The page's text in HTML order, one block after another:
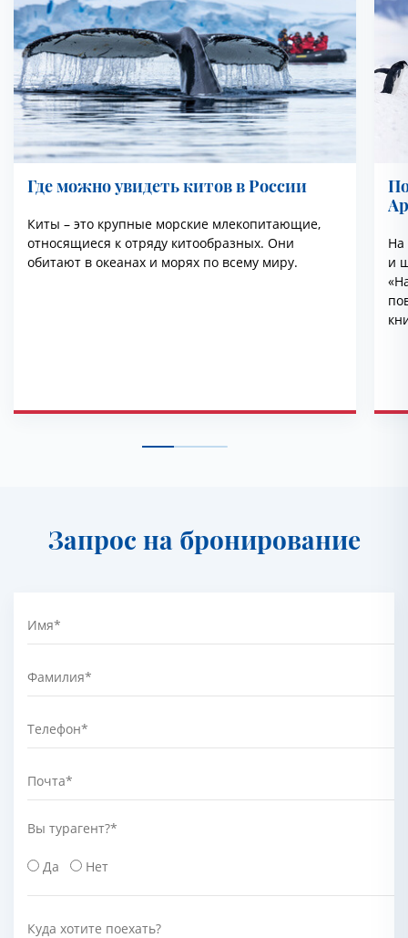
Где можно увидеть китов в России
Киты – это крупные морские млекопитающие,
относящиеся к отряду китообразных. Они
обитают в океанах и морях по всему миру.
На
и
Запрос на бронирование
Имя*
Фамилия*
Телефон*
Почта*
Вы турагент?*
Да Нет
Куда хотите поехать?